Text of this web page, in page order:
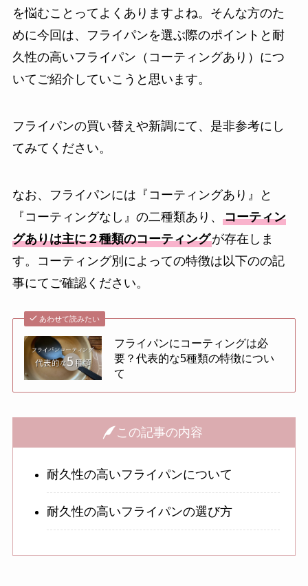
を悩むことってよくありますよね。そんな方のた
めに今回は、フライパンを選ぶ際のポイントと耐
久性の高いフライパン（コーティングあり）につ
いてご紹介していこうと思います。
フライパンの買い替えや新調にて、是非参考にし
てみてください。
なお、フライパンには『コーティングあり』と
『コーティングなし』の二種類あり、 コーティン
グありは主に２種類のコーティングが存在しま
す。コーティング別によっての特徴は以下のの記
事にてご確認ください。
あわせて読みたい
フライパンにコーティングは必
要？代表的な5種類の特徴につい
て
この記事の内容
耐久性の高いフライパンについて
耐久性の高いフライパンの選び方